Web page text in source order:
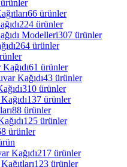
66 ürünler
224 ürünler
Modelleri307 ürünler
264 ürünler
61 ürünler
Kağıdı43 ürünler
310 ürünler
137 ürünler
88 ürünler
125 ürünler
ürünler
Kağıdı217 ürünler
123 ürünler